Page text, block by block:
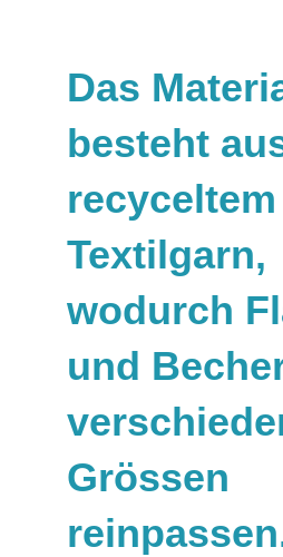
Das
besteht
recyceltem
Textilgarn,
wodurch
und
Grössen